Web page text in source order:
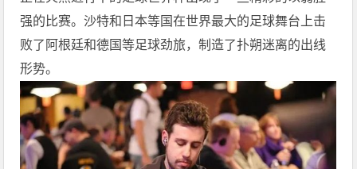
强的比赛。沙特和日本等国在世界最大的足球舞台上击
败了阿根廷和德国等足球劲旅，制造了扑朔迷离的出线
形势。